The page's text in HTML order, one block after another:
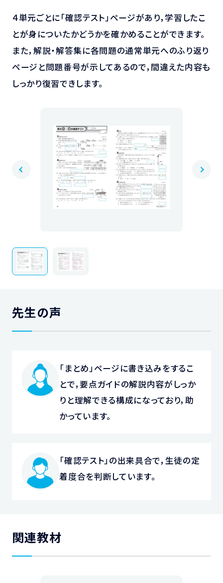
４単元ごとに「確認テスト」ページがあり，学習したこ
とが身についたかどうかを確かめることができます。
また，解説・解答集に各問題の通常単元へのふり返り
ページと問題番号が示してあるので，間違えた内容も
しっかり復習できします。
先生の声
「まとめ」ページに書き込みをするこ
とで，要点ガイドの解説内容がしっか
りと理解できる構成になっており，助
かっています。
「確認テスト」の出来具合で，生徒の定
着度合を判断しています。
関連教材